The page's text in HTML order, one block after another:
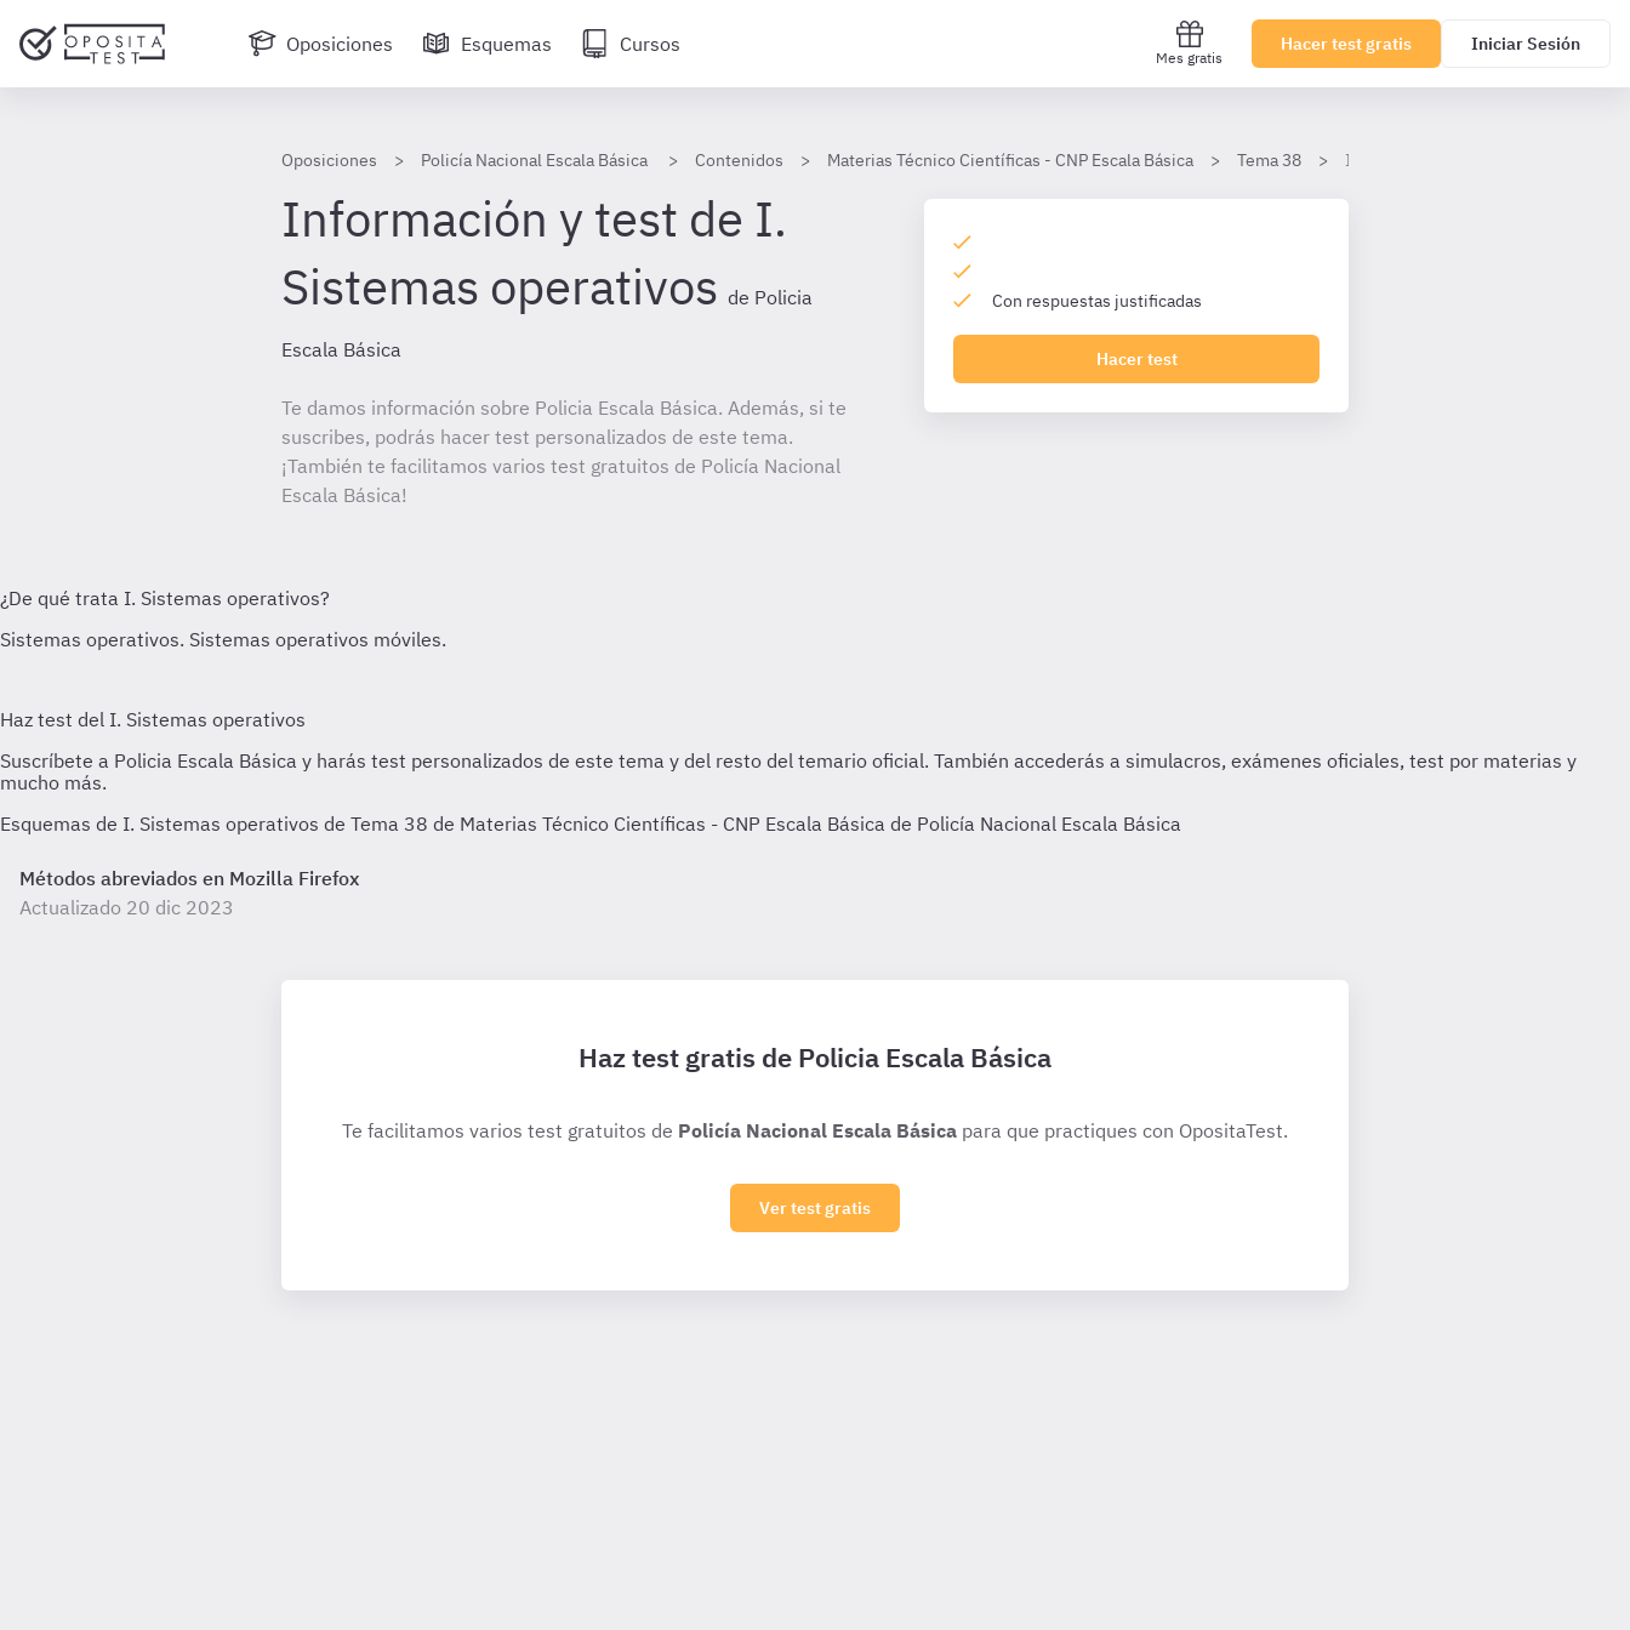
Oposiciones Esquemas Cursos
Mes gratis
Hacer test gratis Iniciar Sesión
Oposiciones Policía Nacional Escala Básica Contenidos Materias Técnico Científicas - CNP Escala Básica Tema 38 I. Sistemas operativos
Información y test de I.
Sistemas operativos de Policia
Escala Básica
Te damos información sobre Policia Escala Básica. Además, si te
suscribes, podrás hacer test personalizados de este tema.
¡También te facilitamos varios test gratuitos de Policía Nacional
Escala Básica!
Con respuestas justificadas
Hacer test
Esquemas de I. Sistemas operativos de Tema 38 de Materias Técnico Científicas - CNP Escala Básica de Policía Nacional Escala Básica
Métodos abreviados en Mozilla Firefox
Actualizado 20 dic 2023
Haz test gratis de Policia Escala Básica
Te facilitamos varios test gratuitos de Policía Nacional Escala Básica para que practiques con OpositaTest.
Ver test gratis